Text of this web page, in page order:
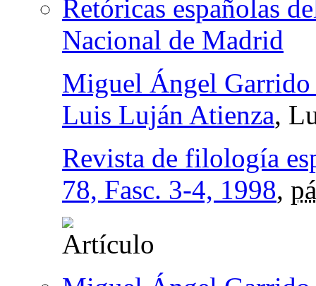
Retóricas españolas
Nacional de Madrid
Miguel Ángel
Luis Luján Atienza,
Revista de filología
78, Fasc. 3-4, 1998,